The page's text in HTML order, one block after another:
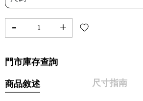
- +
門市庫存查詢
商品敘述 尺寸指南